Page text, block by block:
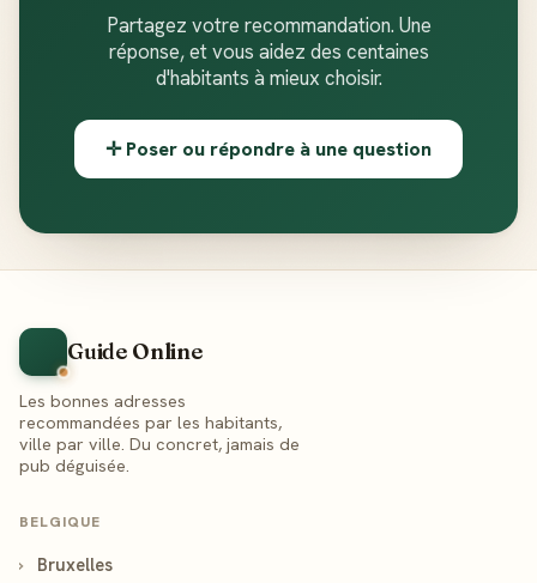
Partagez votre recommandation. Une
réponse, et vous aidez des centaines
d'habitants à mieux choisir.
✛ Poser ou répondre à une question
Guide Online
Les bonnes adresses
recommandées par les habitants,
ville par ville. Du concret, jamais de
pub déguisée.
BELGIQUE
›
Bruxelles